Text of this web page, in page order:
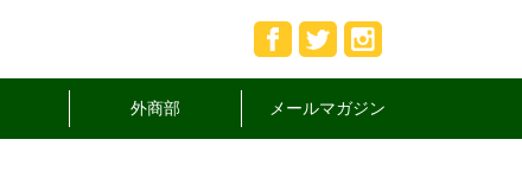
外商部 メールマガジン